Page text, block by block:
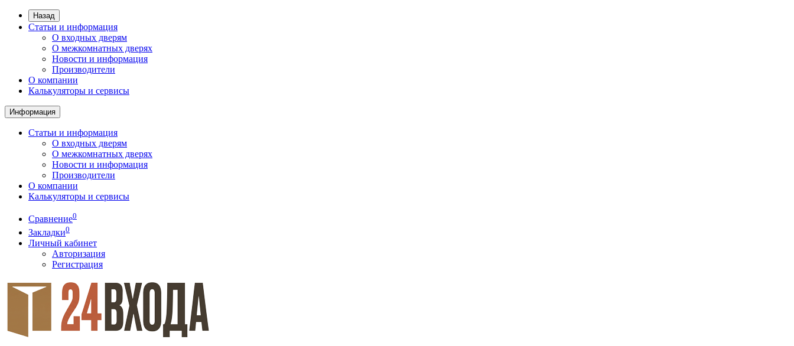
Назад
Статьи и информация
О входных дверям
О межкомнатных дверях
Новости и информация
Производители
О компании
Калькуляторы и сервисы
Информация
Статьи и информация
О входных дверям
О межкомнатных дверях
Новости и информация
Производители
О компании
Калькуляторы и сервисы
Сравнение0
Закладки0
Личный кабинет
Авторизация
Регистрация